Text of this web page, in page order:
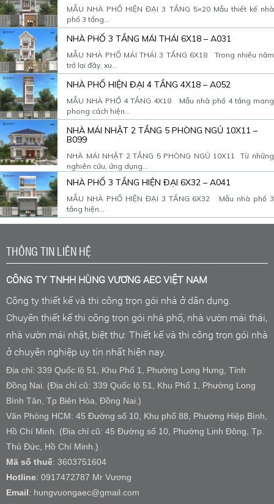
MẪU NHÀ PHỐ HIỆN ĐẠI 3 TẦNG 5×20 Mẫu thiết kế nhà
phố 3 tầng...
NHÀ PHỐ 3 TẦNG MÁI THÁI 6X18 – A031
MẪU NHÀ PHỐ MÁI THÁI 3 TẦNG 6X18 Trong nhiều năm
trở lại đây, xu...
NHÀ PHỐ HIỆN ĐẠI 4 TẦNG 4X18 – A052
MẪU NHÀ PHỐ 4 TẦNG 4X18 Mẫu nhà phố 4 tầng mang
phong cách hiện...
NHÀ MÁI NHẬT 2 TẦNG 5 PHÒNG NGỦ 10X11 –
B099
NHÀ MÁI NHẬT 2 TẦNG 5 PHÒNG NGỦ 10X11 Từ những
nghiên cứu, ứng dụng...
NHÀ PHỐ 3 TẦNG HIỆN ĐẠI 6X32 – A041
MẪU NHÀ PHỐ HIỆN ĐẠI 3 TẦNG 6X32 Mẫu nhà phố 3
tầng hiện...
THÔNG TIN LIÊN HỆ
CÔNG TY TNHH HÙNG VƯƠNG AEC VIỆT NAM
Công ty thiết kế và thi công trọn gói nhà ở dân dụng.
Chuyên thiết kế thi công trọn gói nhà phố, nhà vườn mái thái,
nhà vườn mái nhật, biệt thự. Thiết kế và thi công trọn gói nhà
ở chuyên nghiệp uy tín nhất hiện nay.
Địa chỉ: 339 Quốc lộ 51, Khu Phố 1, Phường Long Hưng, Tỉnh
Đồng Nai. (Địa chỉ cũ: 339 Quốc lộ 51, Khu Phố 1, Phường Long
Bình Tân, Tp Biên Hòa, Đồng Nai.)
Văn Phòng HCM: 45 Đường số 10, Khu phố 88, Phường Hiệp Bình,
Hồ Chí Minh. (Địa chỉ cũ: 45 Đường số 10, Phường Linh Đông, Tp.
Thủ Đức, Hồ Chí Minh.)
Mã số thuế: 3603751604
Hotline: 0917472787 Mr Vương
Email: hungvuongaec@gmail.com